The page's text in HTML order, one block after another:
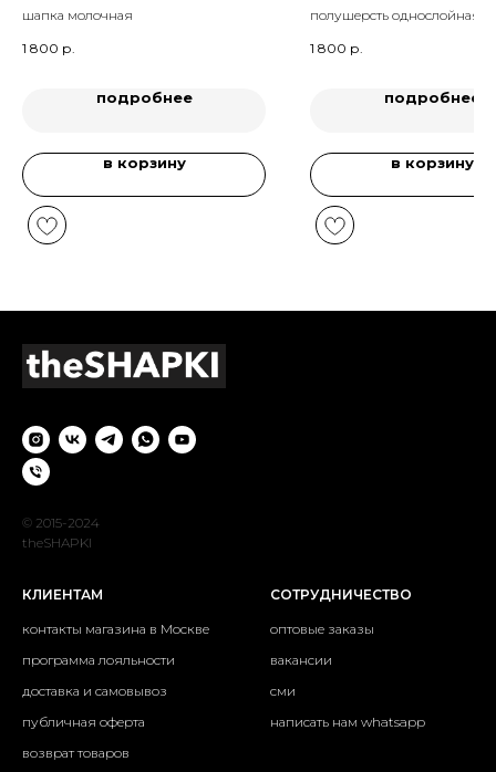
шапка молочная
1 800 р.
подробнее
в корзину
полушерсть однослойная
1 800 р.
подробнее
в корзину
© 2015-2024
theSHAPKI
КЛИЕНТАМ
контакты магазина в Москве
программа лояльности
доставка и самовывоз
публичная оферта
возврат товаров
СОТРУДНИЧЕСТВО
оптовые заказы
вакансии
сми
написать нам whatsapp